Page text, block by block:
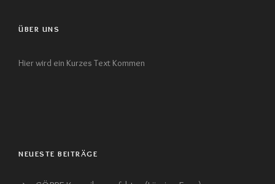
ÜBER UNS
Hier wird ein Kurzes Text Kommen
NEUESTE BEITRÄGE